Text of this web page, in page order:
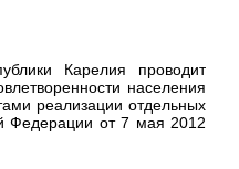
Карелия проводит
населения
реализации отдельных
Федерации от 7 мая 2012